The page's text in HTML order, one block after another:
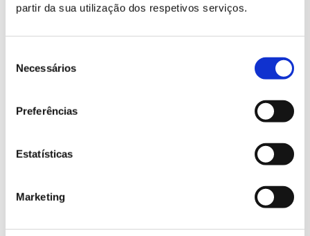
partir da sua utilização dos respetivos serviços.
Necessários
Preferências
Estatísticas
Marketing